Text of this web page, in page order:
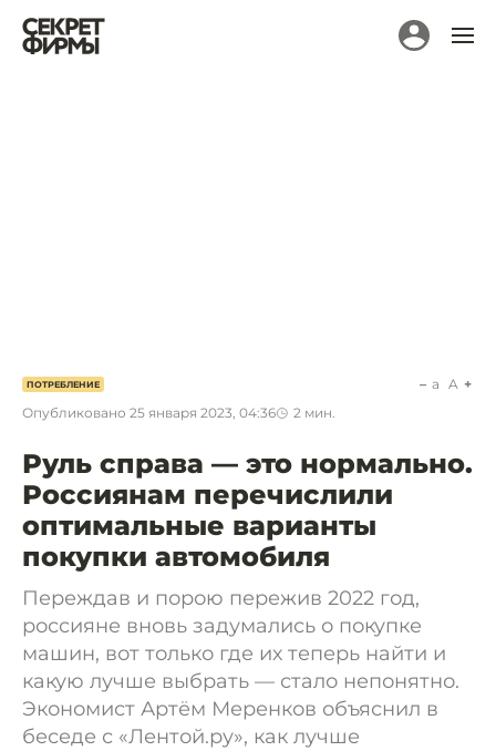
ПОТРЕБЛЕНИЕ
Опубликовано 25 января 2023, 04:36 2 мин.
a A
Руль справа — это нормально.
Россиянам перечислили
оптимальные варианты
покупки автомобиля
Переждав и порою пережив 2022 год,
россияне вновь задумались о покупке
машин, вот только где их теперь найти и
какую лучше выбрать — стало непонятно.
Экономист Артём Меренков объяснил в
беседе с «Лентой.ру», как лучше